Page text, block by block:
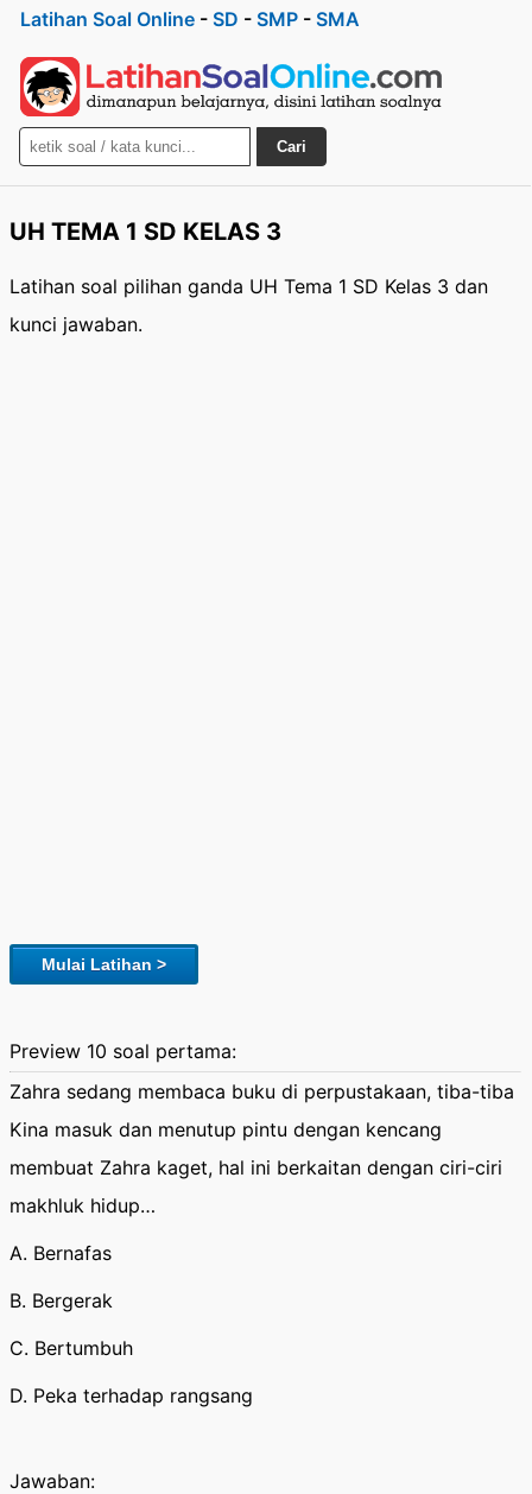
Latihan Soal Online - SD - SMP - SMA
Cari
UH TEMA 1 SD KELAS 3
Latihan soal pilihan ganda UH Tema 1 SD Kelas 3 dan
kunci jawaban.
Mulai Latihan >
Preview 10 soal pertama:
Zahra sedang membaca buku di perpustakaan, tiba-tiba
Kina masuk dan menutup pintu dengan kencang
membuat Zahra kaget, hal ini berkaitan dengan ciri-ciri
makhluk hidup…
A. Bernafas
B. Bergerak
C. Bertumbuh
D. Peka terhadap rangsang
Jawaban: